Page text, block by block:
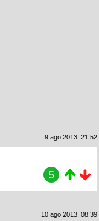
9 ago 2013, 21:52
5
10 ago 2013, 08:39